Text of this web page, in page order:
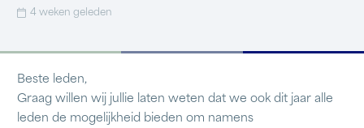
4 weken geleden
Beste leden,
Graag willen wij jullie laten weten dat we ook dit jaar alle
leden de mogelijkheid bieden om namens